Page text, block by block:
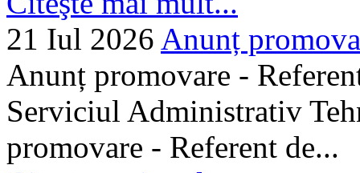
21 Iul 2026 Anunț
Anunț promovare -
Serviciul Administrativ
promovare - Referent de...